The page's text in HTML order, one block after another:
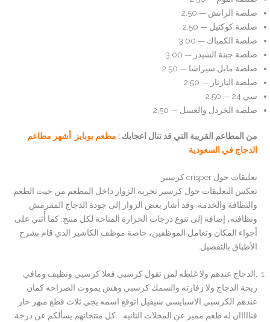
صلصة الرانش — 2.50
صلصة كوكتيل — 2.50
صلصة الكمباك — 3.00
صلصة جبنة الشيدر — 3.00
صلصة مابل سيراشا — 2.50
صلصة التارتار — 2.50
سي 24 — 2.50
صلصة الخردل والعسل — 2.50
من المطاعم القريبة التي قد تنال اعجابك : مطعم بوبايز أشهر مطاعم
الدجاج في السعودية
تعليقات حول crisper كرسبر
تعكس التعليقات حول كرسبر تجربة الزوار داخل المطعم من حيث الطعم
والنظافة والخدمة. وقد أشار بعض الزوار إلى جودة الدجاج المقرمش
ونظافته، إضافة إلى تنوع درجات الحرارة المتاحة لكل منتج. كما أُثني على
أجواء المكان وتعامل الموظفين، خاصة موظف الكاشير الذي قام بشرح
الأطباق بالتفصيل.
.الدجاج عندهم ولا غلطه لمن تقول كرسبي فعلا كرسبي ونظيف ومافي
ريحة الدجاج ولا زفارته والسمك كرسبي وهش يمووت الصراحه كمان
عندهم الكرسبي الاسبايسي شيفيل اتوقع اسمه يجي ثلاث قطع مبهر حار
فنااااان له طعم مميز عن المحلات التانيه .. كل منتجاتهم يسألكم عن درجة